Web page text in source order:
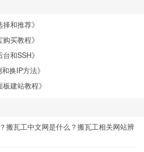
择和推荐》
购买教程》
台和SSH》
换IP方法》
板建站教程》
搬瓦工中文网是什么？搬瓦工相关网站辨